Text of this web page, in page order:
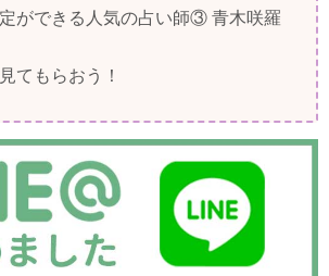
ができる人気の占い師③ 青木咲羅
てもらおう！